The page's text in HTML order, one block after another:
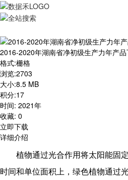
2016-2020年湖南
2016-2020年湖南省净初级生产力年产品
格式:栅格
浏览:2703
大小:8.5 MB
积分:17
时间: 2021年
收藏: 0
立即下载
详细介绍
植物通过光合作用将太阳能固
时间和单位面积上，绿色植物通过